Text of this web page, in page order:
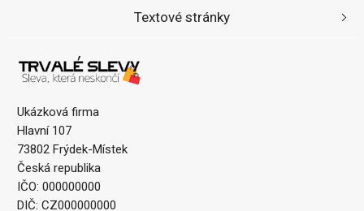
Ukázková firma
Hlavní 107
73802 Frýdek-Místek
Česká republika
IČO: 000000000
DIČ: CZ000000000
Textové stránky